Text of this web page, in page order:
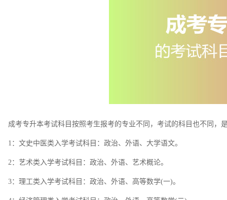
成考专升本考试科目按照考生报考的专业不同，考试的科目也不同，
1：文史中医类入学考试科目：政治、外语、大学语文。
2：艺术类入学考试科目：政治、外语、艺术概论。
3：理工类入学考试科目：政治、外语、高等数学(一)。